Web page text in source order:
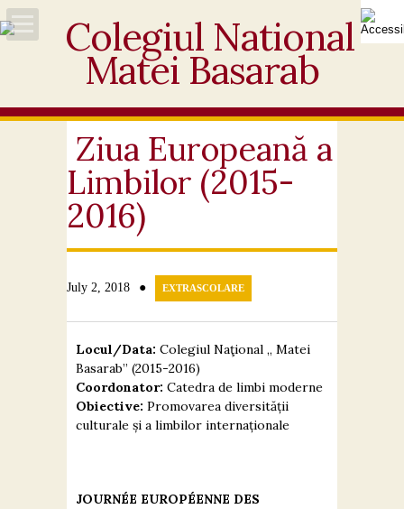
Acasă
Noutăți
Personal
Ofertă
Contact
Ziua Europeană a
Limbilor (2015-
2016)
July 2, 2018 ● EXTRASCOLARE
Locul/Data: Colegiul Naţional „ Matei
Basarab” (2015-2016)
Coordonator: Catedra de limbi moderne
Obiective: Promovarea diversității
culturale și a limbilor internaționale
JOURNÉE EUROPÉENNE DES